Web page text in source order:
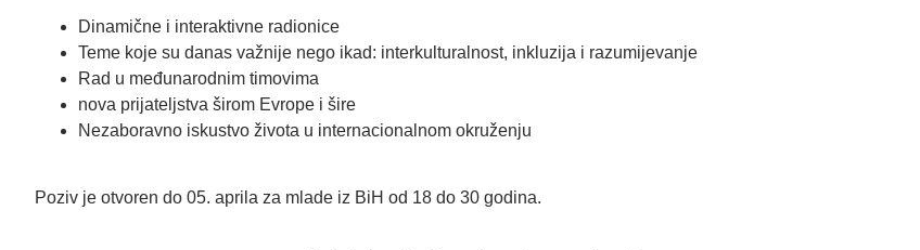
Dinamične i interaktivne radionice
Teme koje su danas važnije nego ikad: interkulturalnost, inkluzija i razumijevanje
Rad u međunarodnim timovima
nova prijateljstva širom Evrope i šire
Nezaboravno iskustvo života u internacionalnom okruženju
Poziv je otvoren do 05. aprila za mlade iz BiH od 18 do 30 godina.